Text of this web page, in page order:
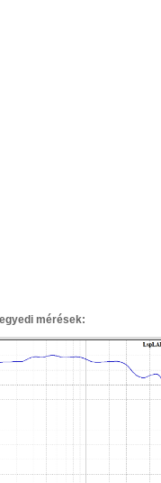
mérések: